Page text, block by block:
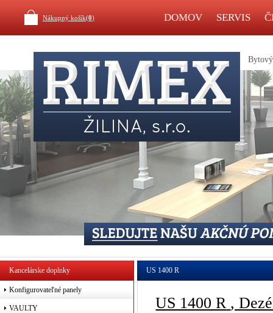
Nákupný košík(0) DOMOV SERVIS
Bytový
Kancelárske doplnky
Konfigurovateľné panely
VAULTY
US 1400 R
US 1400 R ,